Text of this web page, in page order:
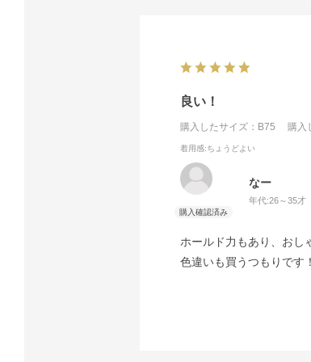
良い！
購入したサイズ：B75 購入
着用感:ちょうどよい
なー
年代:26～35才
ホールド力もあり、おし
色違いも買うつもりです